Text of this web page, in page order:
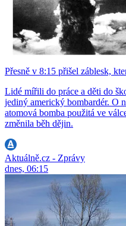
Přesně v 8:15 přišel záblesk,
Lidé mířili do práce a děti do
jediný americký bombardér. O
atomová bomba použitá ve
změnila běh dějin.
Aktuálně.cz - Zprávy
dnes, 06:15